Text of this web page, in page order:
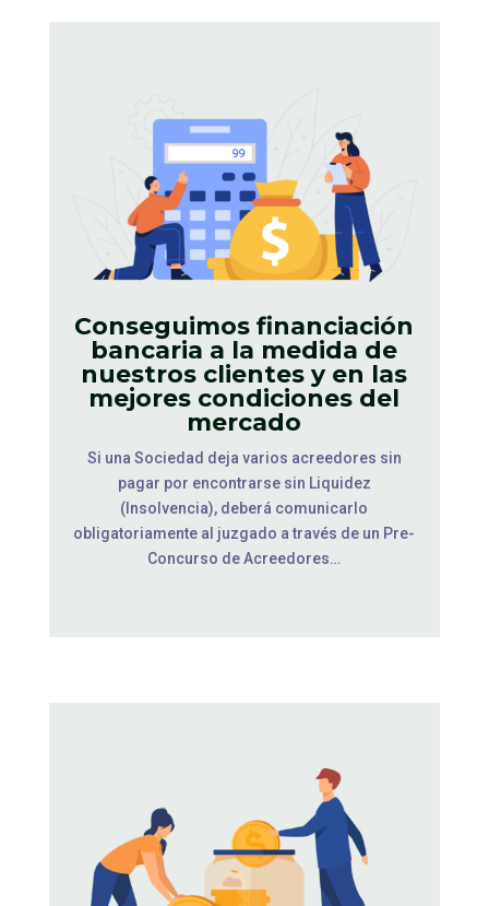
Conseguimos financiación
bancaria a la medida de
nuestros clientes y en las
mejores condiciones del
mercado
Si una Sociedad deja varios acreedores sin
pagar por encontrarse sin Liquidez
(Insolvencia), deberá comunicarlo
obligatoriamente al juzgado a través de un Pre-
Concurso de Acreedores…